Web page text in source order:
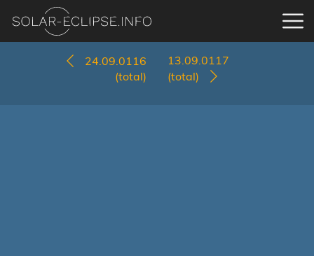
24.09.0116
(total)
13.09.0117
(total)